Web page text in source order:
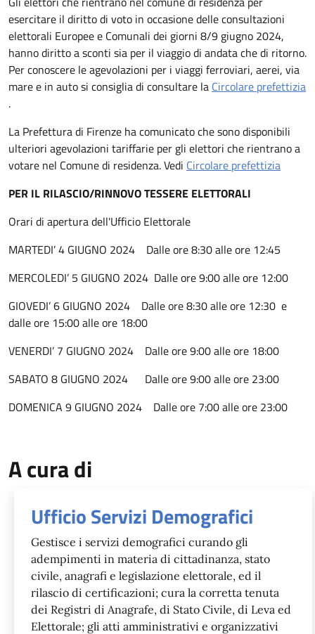
esercitare il diritto di voto in occasione delle consultazioni
elettorali Europee e Comunali dei giorni 8/9 giugno 2024,
hanno diritto a sconti sia per il viaggio di andata che di ritorno.
Per conoscere le agevolazioni per i viaggi ferroviari, aerei, via
mare e in auto si consiglia di consultare la Circolare prefettizia
.
La Prefettura di Firenze ha comunicato che sono disponibili
ulteriori agevolazioni tariffarie per gli elettori che rientrano a
votare nel Comune di residenza. Vedi Circolare prefettizia
PER IL RILASCIO/RINNOVO TESSERE ELETTORALI
Orari di apertura dell'Ufficio Elettorale
MARTEDI’ 4 GIUGNO 2024 Dalle ore 8:30 alle ore 12:45
MERCOLEDI’ 5 GIUGNO 2024 Dalle ore 9:00 alle ore 12:00
GIOVEDI’ 6 GIUGNO 2024 Dalle ore 8:30 alle ore 12:30 e
dalle ore 15:00 alle ore 18:00
VENERDI’ 7 GIUGNO 2024 Dalle ore 9:00 alle ore 18:00
SABATO 8 GIUGNO 2024 Dalle ore 9:00 alle ore 23:00
DOMENICA 9 GIUGNO 2024 Dalle ore 7:00 alle ore 23:00
A cura di
Ufficio Servizi Demografici
Gestisce i servizi demografici curando gli
adempimenti in materia di cittadinanza, stato
civile, anagrafi e legislazione elettorale, ed il
rilascio di certificazioni; cura la corretta tenuta
dei Registri di Anagrafe, di Stato Civile, di Leva ed
Elettorale; gli atti amministrativi e organizzativi